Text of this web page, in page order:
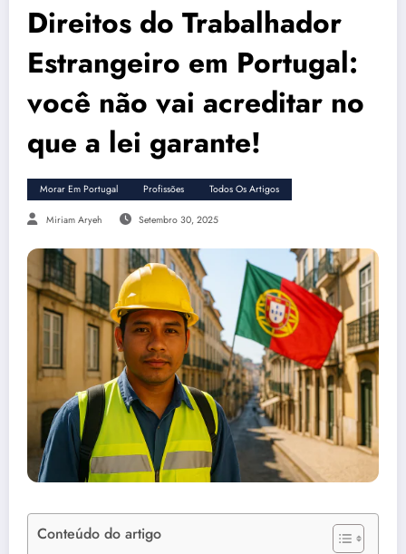
Direitos do Trabalhador
Estrangeiro em Portugal:
você não vai acreditar no
que a lei garante!
Morar Em Portugal Profissões Todos Os Artigos
Miriam Aryeh Setembro 30, 2025
Conteúdo do artigo